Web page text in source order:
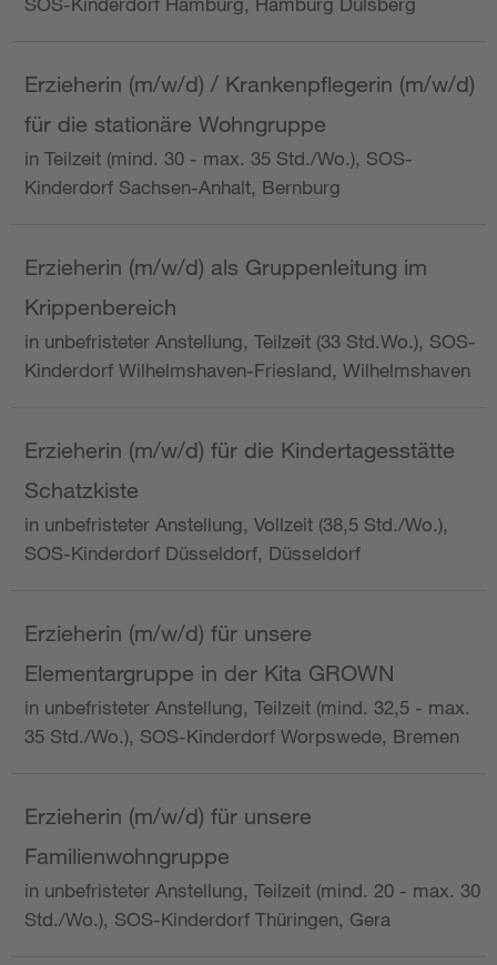
Erzieherin (m/w/d) / Krankenpflegerin (m/w/d)
für die stationäre Wohngruppe
in Teilzeit (mind. 30 - max. 35 Std./Wo.), SOS-
Kinderdorf Sachsen-Anhalt, Bernburg
Erzieherin (m/w/d) als Gruppenleitung im
Krippenbereich
in unbefristeter Anstellung, Teilzeit (33 Std.Wo.), SOS-
Kinderdorf Wilhelmshaven-Friesland, Wilhelmshaven
Erzieherin (m/w/d) für die Kindertagesstätte
Schatzkiste
in unbefristeter Anstellung, Vollzeit (38,5 Std./Wo.),
SOS-Kinderdorf Düsseldorf, Düsseldorf
Erzieherin (m/w/d) für unsere
Elementargruppe in der Kita GROWN
in unbefristeter Anstellung, Teilzeit (mind. 32,5 - max.
35 Std./Wo.), SOS-Kinderdorf Worpswede, Bremen
Erzieherin (m/w/d) für unsere
Familienwohngruppe
in unbefristeter Anstellung, Teilzeit (mind. 20 - max. 30
Std./Wo.), SOS-Kinderdorf Thüringen, Gera